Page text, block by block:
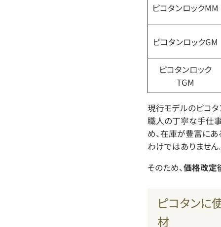
ピコタンロックMM
ピコタンロックGM
ピコタンロック
TGM
現行モデルのピコタ
職人の丁寧な手仕
め、在庫が豊富に
わけではありません
そのため、価格改定
ピコタンに
材